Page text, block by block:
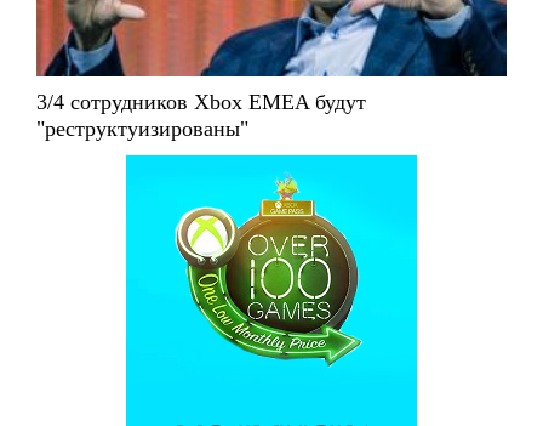
3/4 сотрудников Xbox EMEA будут
"реструктуизированы"